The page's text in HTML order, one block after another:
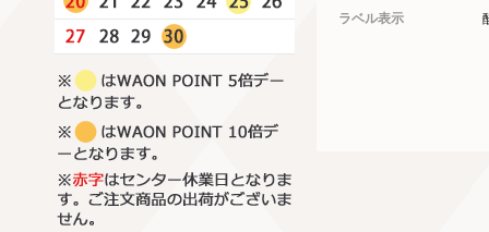
ラベル表示